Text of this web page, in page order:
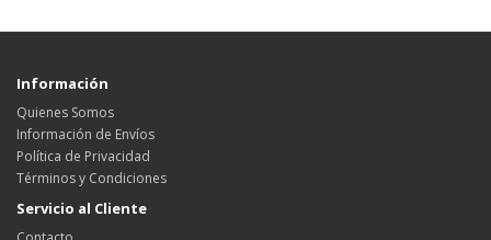
Información
Quienes Somos
Información de Envíos
Política de Privacidad
Términos y Condiciones
Servicio al Cliente